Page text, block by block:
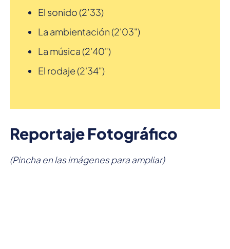
El sonido (2’33)
La ambientación (2'03")
La música (2'40")
El rodaje (2'34")
Reportaje Fotográfico
(Pincha en las imágenes para ampliar)